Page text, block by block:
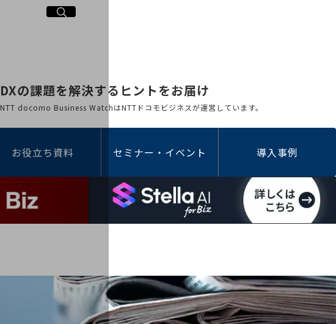
DXの課題を解決するヒントをお届け
NTT docomo Business WatchはNTTドコモビジネスが運営しています。
お役立ち資料 セミナー・イベント 導入事例